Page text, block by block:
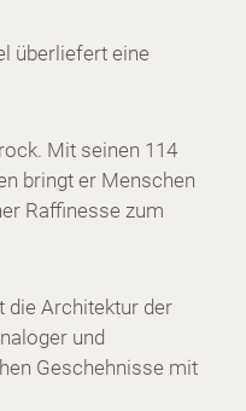
überliefert eine
Mit seinen 114
bringt er Menschen
Raffinesse zum
die Architektur der
und
Geschehnisse mit